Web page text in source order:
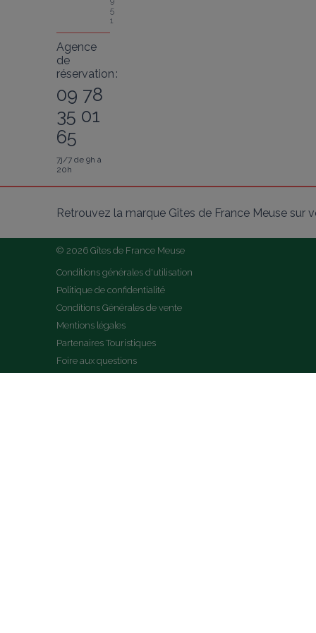
5
1
Agence
de
réservation :
09 78
35 01
65
7j/7 de 9h à
20h
Retrouvez la marque Gîtes de France Meuse sur
© 2026 Gîtes de France Meuse
Conditions générales d'utilisation
Politique de confidentialité
Conditions Générales de vente
Mentions légales
Partenaires Touristiques
Foire aux questions